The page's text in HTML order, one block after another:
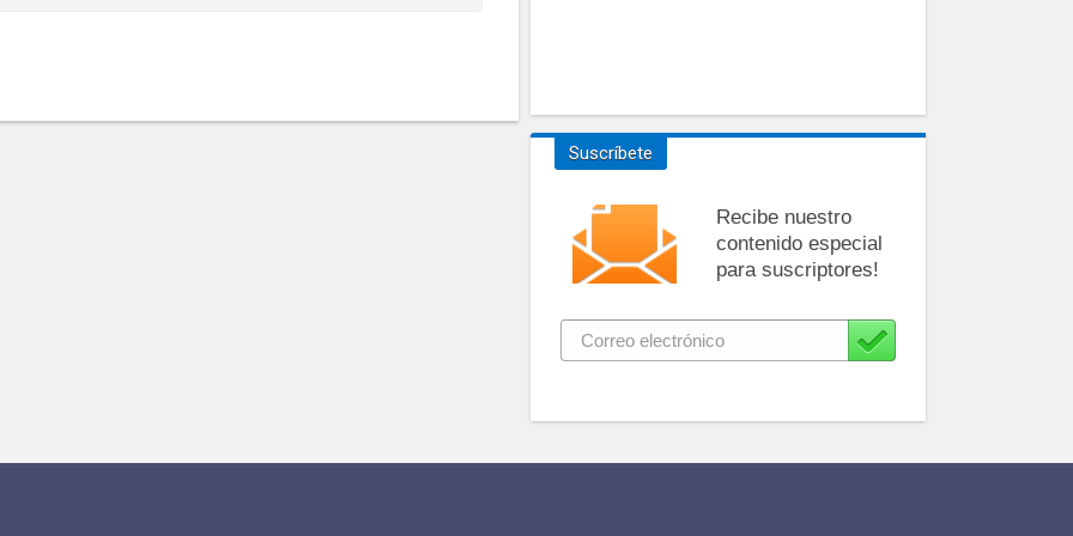
Suscríbete
Recibe nuestro
contenido especial
para suscriptores!